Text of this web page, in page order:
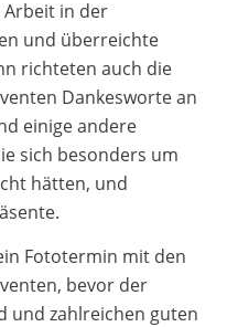
in der
und überreichte
richteten auch die
Dankesworte an
einige andere
sich besonders um
hätten, und
Fototermin mit den
bevor der
und zahlreichen guten